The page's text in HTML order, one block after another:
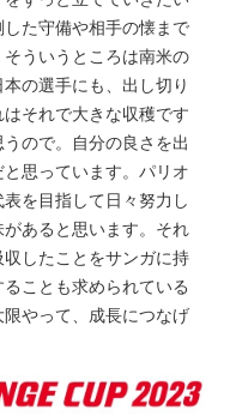
た守備や相手の懐まで
ういうところは南米の
の選手にも、出し切り
それで大きな収穫です
ので。自分の良さを出
思っています。パリオ
を目指して日々努力し
あると思います。それ
したことをサンガに持
ことも求められている
やって、成長につなげ